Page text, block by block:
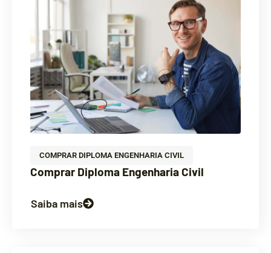
COMPRAR DIPLOMA ENGENHARIA CIVIL
Comprar Diploma Engenharia Civil
Saiba mais